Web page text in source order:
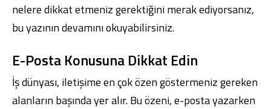
nelere dikkat etmeniz gerektiğini merak ediyorsanız,
bu yazının devamını okuyabilirsiniz.
E-Posta Konusuna Dikkat Edin
İş dünyası, iletişime en çok özen göstermeniz gereken
alanların başında yer alır. Bu özeni, e-posta yazarken